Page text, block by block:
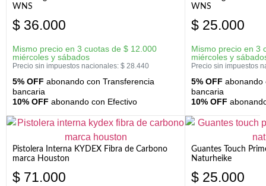
WNS
$ 36.000
Mismo precio en 3 cuotas de $ 12.000
miércoles y sábados
Precio sin impuestos nacionales: $ 28.440
5% OFF abonando con Transferencia
bancaria
10% OFF abonando con Efectivo
WNS
$ 25.000
Mismo precio en 3
miércoles y
Precio sin impuestos
5% OFF abonando
bancaria
10% OFF
Pistolera Interna KYDEX Fibra de Carbono
marca Houston
$ 71.000
Guantes Touch
Naturheike
$ 25.000